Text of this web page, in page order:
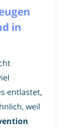
in
entlastet,
weil